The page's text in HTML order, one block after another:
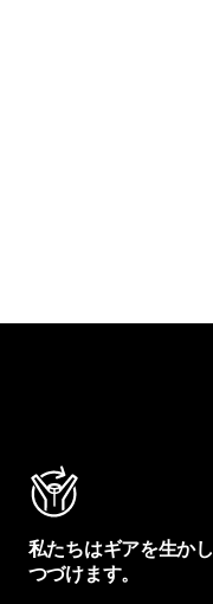
私たちはギアを生かし
つづけます。